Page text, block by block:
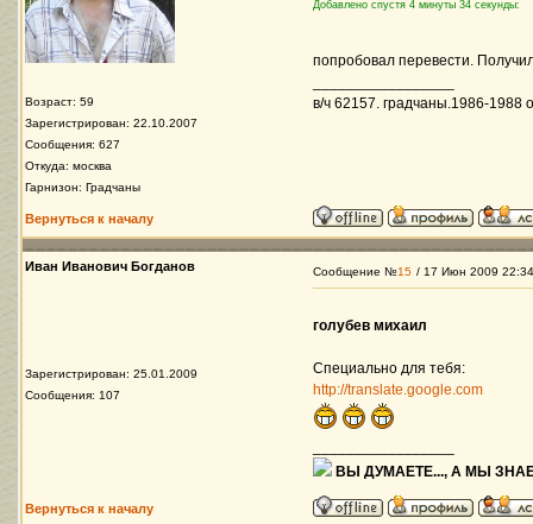
Возраст: 59
Зарегистрирован: 22.10.2007
Сообщения: 627
Откуда: москва
Гарнизон: Градчаны
Добавлено спустя 4 минуты 34 секунды:
попробовал перевести.
в/ч 62157. градчаны.1986-1988
Вернуться к началу
Иван Иванович Богданов
Зарегистрирован: 25.01.2009
Сообщения: 107
Сообщение №15 / 17 Июн 2009 22:34
голубев михаил
Специально для тебя:
http://translate.google.com
ВЫ ДУМАЕТЕ..., А МЫ
Вернуться к началу